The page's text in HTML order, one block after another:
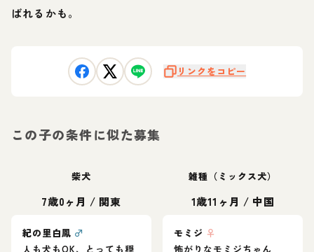
ばれるかも。
リンクをコピー
この子の条件に似た募集
柴犬
7歳0ヶ月 / 関東
紀の里白鳳 ♂
人も犬もOK、とっても穏
雑種（ミックス犬）
1歳11ヶ月 / 中国
モミジ ♀
怖がりなモミジちゃん